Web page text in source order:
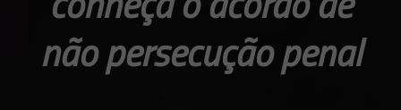
não persecução penal